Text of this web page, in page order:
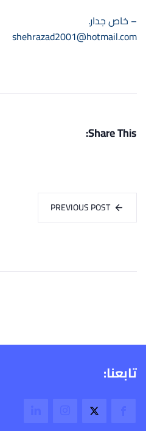
– خاص جدار.
shehrazad2001@hotmail.com
Share This:
PREVIOUS POST
تابعنا: